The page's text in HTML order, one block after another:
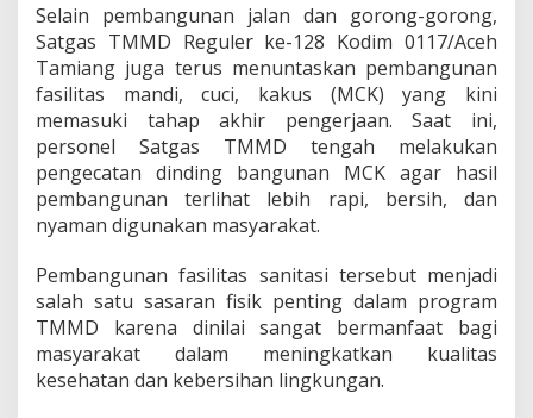
Selain pembangunan jalan dan gorong-gorong,
Satgas TMMD Reguler ke-128 Kodim 0117/Aceh
Tamiang juga terus menuntaskan pembangunan
fasilitas mandi, cuci, kakus (MCK) yang kini
memasuki tahap akhir pengerjaan. Saat ini,
personel Satgas TMMD tengah melakukan
pengecatan dinding bangunan MCK agar hasil
pembangunan terlihat lebih rapi, bersih, dan
nyaman digunakan masyarakat.
Pembangunan fasilitas sanitasi tersebut menjadi
salah satu sasaran fisik penting dalam program
TMMD karena dinilai sangat bermanfaat bagi
masyarakat dalam meningkatkan kualitas
kesehatan dan kebersihan lingkungan.